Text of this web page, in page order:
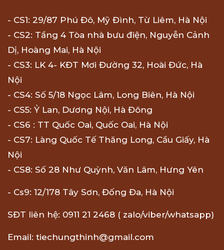
- CS1: 29/87 Phú Đô, Mỹ Đình, Từ Liêm, Hà Nội
- CS2: Tầng 4 Tòa nhà bưu điện, Nguyễn Cảnh
Dị, Hoàng Mai, Hà Nội
- CS3: LK 4- KĐT Mơi Đường 32, Hoài Đức, Hà
Nội
- CS4: Số 5/18 Ngọc Lâm, Long Biên, Hà Nội
- CS5: Ỷ Lan, Dương Nội, Hà Đông
- CS6 : TT Quốc Oai, Quốc Oai, Hà Nội
- CS7: Làng Quốc Tế Thăng Long, Cầu Giấy, Hà
Nội
- CS8: Số 28 Như Quỳnh, Văn Lâm, Hưng Yên
- Cs9: 12/178 Tây Sơn, Đống Đa, Hà Nội
SĐT liên hệ: 0911 21 2468 ( zalo/viber/whatsapp)
Email: tiechungthinh@gmail.com